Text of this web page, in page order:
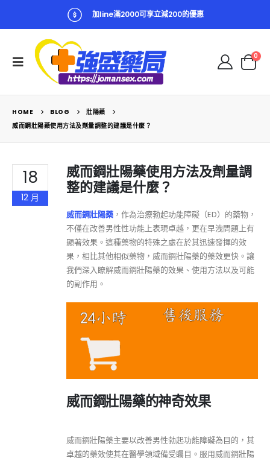
加line滿2000可享立減200的優惠
0
HOME BLOG
壯陽藥
威而鋼壯陽藥使用方法及劑量調整的建議是什麼？
18
12 月
威而鋼壯陽藥使用方法及劑量調
整的建議是什麼？
威而鋼壯陽藥 ，作為治療勃起功能障礙（ED）的藥物，
不僅在改善男性性功能上表現卓越，更在早洩問題上有
顯著效果。這種藥物的特殊之處在於其迅速發揮的效
果，相比其他相似藥物，威而鋼壯陽藥的藥效更快。讓
我們深入瞭解威而鋼壯陽藥的效果、使用方法以及可能
的副作用。
威而鋼壯陽藥的神奇效果
威而鋼壯陽藥主要以改善男性勃起功能障礙為目的，其
卓越的藥效使其在醫學領域備受矚目。服用威而鋼壯陽